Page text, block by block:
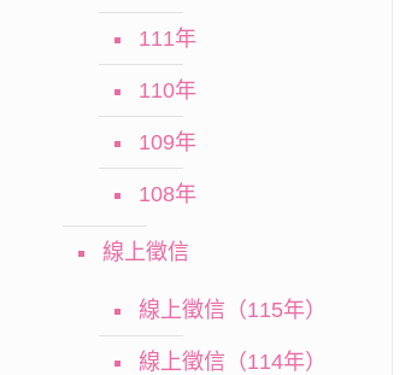
111年
110年
109年
108年
線上徵信
線上徵信（115年）
線上徵信（114年）